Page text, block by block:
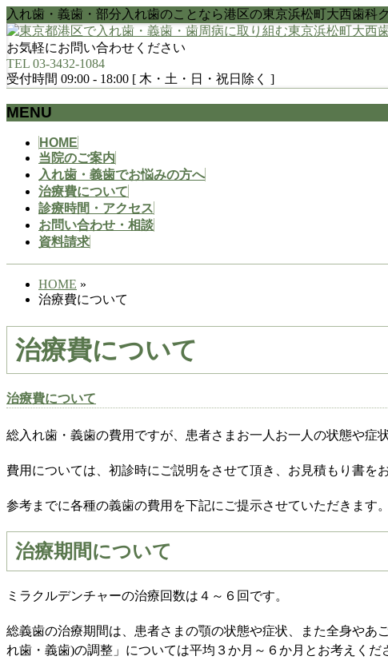
入れ歯・義歯・部分入れ歯のことなら港区の東京浜松町大西歯科
お気軽にお問い合わせください
TEL 03-3432-1084
受付時間 09:00 - 18:00 [ 木・土・日・祝日除く ]
MENU
す
HOME
当院のご案内
入れ歯・義歯でお悩みの方へ
治療費について
診療時間・アクセス
お問い合わせ・相談
資料請求
HOME »
治療費について
治療費について
治療費について
総入れ歯・義歯の費用ですが、患者さまお一人お一人の状態や症
費用については、初診時にご説明をさせて頂き、お見積もり書を
参考までに各種の義歯の費用を下記にご提示させていただきます。
治療期間について
ミラクルデンチャーの治療回数は４～６回です。
総義歯の治療期間は、患者さまの顎の状態や症状、また全身や
れ歯・義歯)の調整」については平均３か月～６か月とお考えくだ